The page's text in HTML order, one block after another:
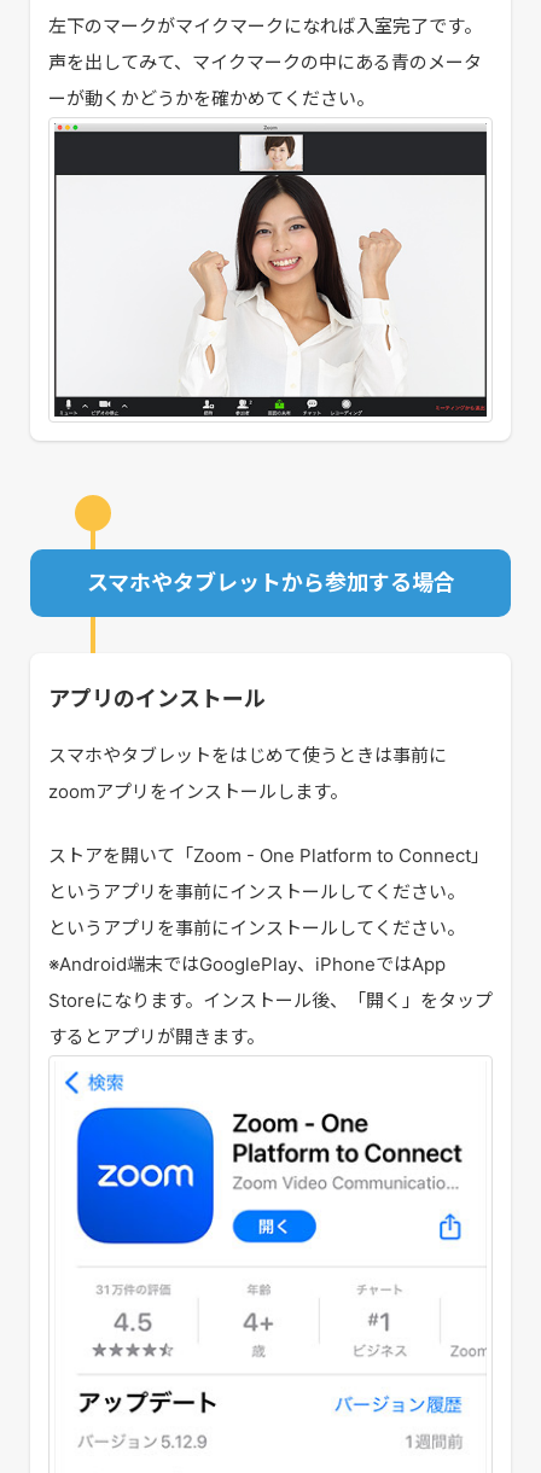
左下のマークがマイクマークになれば入室完了です。
声を出してみて、マイクマークの中にある青のメータ
ーが動くかどうかを確かめてください。
スマホやタブレットから参加する場合
アプリのインストール
スマホやタブレットをはじめて使うときは事前に
zoomアプリをインストールします。
ストアを開いて「Zoom - One Platform to Connect」
というアプリを事前にインストールしてください。
というアプリを事前にインストールしてください。
※Android端末ではGooglePlay、iPhoneではApp
Storeになります。インストール後、「開く」をタップ
するとアプリが開きます。